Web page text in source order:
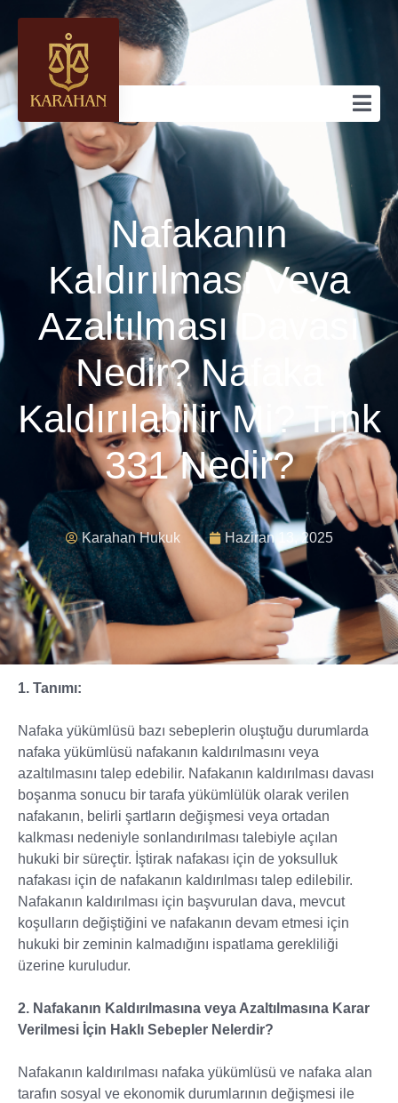
Nafakanın
Kaldırılması Veya
Azaltılması Davası
Nedir? Nafaka
Kaldırılabilir Mi? Tmk
331 Nedir?
Karahan Hukuk Haziran 13, 2025
1. Tanımı:
Nafaka yükümlüsü bazı sebeplerin oluştuğu durumlarda
nafaka yükümlüsü nafakanın kaldırılmasını veya
azaltılmasını talep edebilir. Nafakanın kaldırılması davası
boşanma sonucu bir tarafa yükümlülük olarak verilen
nafakanın, belirli şartların değişmesi veya ortadan
kalkması nedeniyle sonlandırılması talebiyle açılan
hukuki bir süreçtir. İştirak nafakası için de yoksulluk
nafakası için de nafakanın kaldırılması talep edilebilir.
Nafakanın kaldırılması için başvurulan dava, mevcut
koşulların değiştiğini ve nafakanın devam etmesi için
hukuki bir zeminin kalmadığını ispatlama gerekliliği
üzerine kuruludur.
2. Nafakanın Kaldırılmasına veya Azaltılmasına Karar
Verilmesi İçin Haklı Sebepler Nelerdir?
Nafakanın kaldırılması nafaka yükümlüsü ve nafaka alan
tarafın sosyal ve ekonomik durumlarının değişmesi ile